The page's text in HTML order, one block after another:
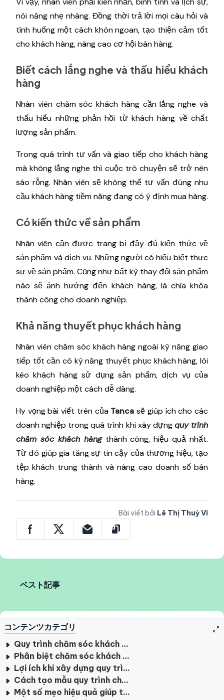
nói năng nhẹ nhàng. Đồng thời trả lời mọi câu hỏi và
tình huống một cách khôn ngoan, tạo thiện cảm tốt
cho khách hàng, nâng cao cơ hội bán hàng.
Biết cách lắng nghe và thấu hiểu khách
hàng
Nhân viên chăm sóc khách hàng cần lắng nghe và
thấu hiểu những phản hồi từ khách hàng về chất
lượng sản phẩm.
Trong quá trình tư vấn và giao tiếp cho khách hàng
mà không lắng nghe thì cuộc trò chuyện sẽ trở nên
sáo rỗng. Nhân viên sẽ không thể tư vấn đúng nhu
cầu khách hàng tiềm năng đang có ý định mua hàng.
Có kiến ​​thức về sản phẩm
Nhân viên cần được trang bị đầy đủ kiến ​​thức về
sản phẩm và dịch vụ. Những người có hiểu biết thực
sự về sản phẩm. Cũng như bất kỳ thay đổi sản phẩm
nào sẽ ảnh hưởng đến khách hàng, là chìa khóa
thành công cho doanh nghiệp.
Khả năng thuyết phục khách hàng
Nhân viên chăm sóc khách hàng ngoài kỹ năng giao
tiếp tốt cần có kỹ năng thuyết phục khách hàng, lôi
kéo khách hàng sử dụng sản phẩm, dịch vụ của
doanh nghiệp một cách dễ dàng.
Hy vọng bài viết trên của Tanca sẽ giúp ích cho các
doanh nghiệp trong quá trình khi xây dựngquy trình
chăm sóc khách hàngthành công, hiệu quả nhất.
Từ đó giúp gia tăng sự tin cậy của thương hiệu, tạo
tệp khách trung thành và nâng cao doanh số bán
hàng.
Bài viết bởi Lê Thị Thuỳ Vi
ベスト記事
コンテンツカテゴリ
Quy trình chăm sóc khách hàng là gì?
Phân biệt chăm sóc khách hàng với các khái niệm khác
Lợi ích khi xây dựng quy trình chăm sóc khách hàng
Cách tạo mẫu quy trình chăm sóc khách hàng tiêu chuẩn
Một số mẹo hiệu quả giúp tối ưu quy trình Customer Care